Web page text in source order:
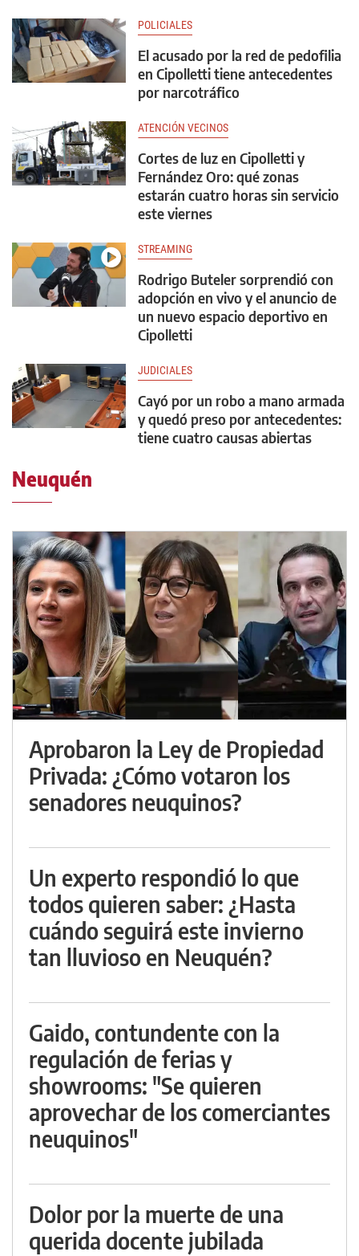
POLICIALES
El acusado por la red de pedofilia
en Cipolletti tiene antecedentes
por narcotráfico
ATENCIÓN VECINOS
Cortes de luz en Cipolletti y
Fernández Oro: qué zonas
estarán cuatro horas sin servicio
este viernes
STREAMING
Rodrigo Buteler sorprendió con
adopción en vivo y el anuncio de
un nuevo espacio deportivo en
Cipolletti
JUDICIALES
Cayó por un robo a mano armada
y quedó preso por antecedentes:
tiene cuatro causas abiertas
Neuquén
Aprobaron la Ley de Propiedad
Privada: ¿Cómo votaron los
senadores neuquinos?
Un experto respondió lo que
todos quieren saber: ¿Hasta
cuándo seguirá este invierno
tan lluvioso en Neuquén?
Gaido, contundente con la
regulación de ferias y
showrooms: "Se quieren
aprovechar de los comerciantes
neuquinos"
Dolor por la muerte de una
querida docente jubilada